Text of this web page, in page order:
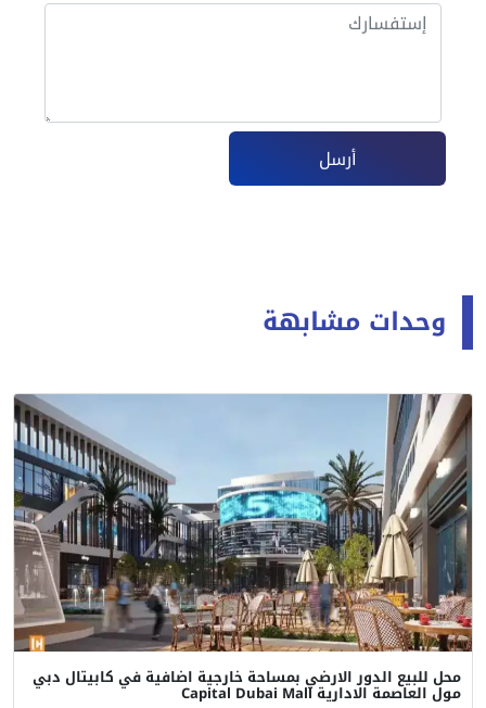
أرسل
وحدات مشابهة
محل للبيع الدور الارضي بمساحة خارجية اضافية في كابيتال دبي
مول العاصمة الادارية Capital Dubai Mall